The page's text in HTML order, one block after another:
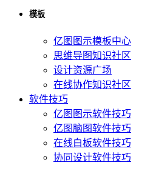
模板
亿图图示模板中心
思维导图知识社区
设计资源广场
在线协作知识社区
软件技巧
亿图图示软件技巧
亿图脑图软件技巧
在线白板软件技巧
协同设计软件技巧